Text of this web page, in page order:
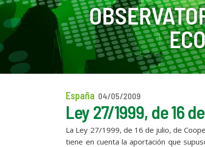
España 04/05/2009
Ley 27/1999, de 16
La Ley 27/1999, de 16 de julio, de
tiene en cuenta la aportación que